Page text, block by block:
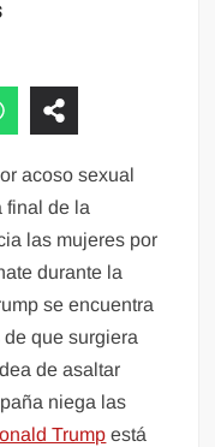
acoso sexual
final de la
las mujeres por
durante la
se encuentra
que surgiera
de asaltar
niega las
Trump está